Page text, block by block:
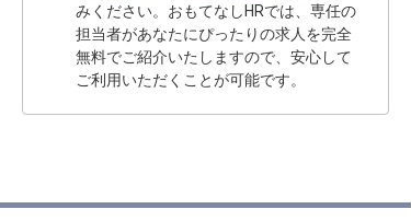
みください。おもてなしHRでは、専任の
担当者があなたにぴったりの求人を完全
無料でご紹介いたしますので、安心して
ご利用いただくことが可能です。